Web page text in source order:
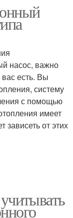
насос, важно
есть. Вы
систему
с помощью
имеет
зависеть от этих